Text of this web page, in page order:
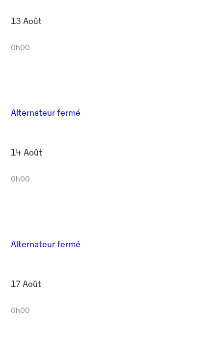
13 Août
0h00
Alternateur fermé
14 Août
0h00
Alternateur fermé
17 Août
0h00